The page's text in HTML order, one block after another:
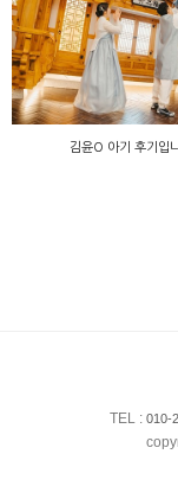
김윤O 아기 후기입
TEL : 010-